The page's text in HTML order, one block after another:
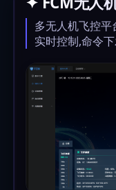
多无人机飞控
实时控制,命令